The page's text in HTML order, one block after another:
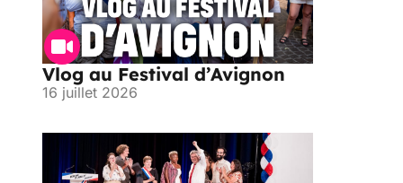
Vlog au Festival d’Avignon
16 juillet 2026